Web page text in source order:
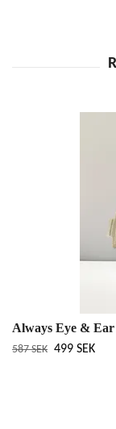
Always Eye &
587 SEK 499 SEK